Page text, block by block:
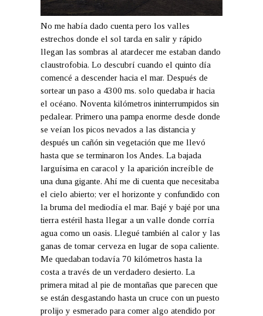
No me había dado cuenta pero los valles
estrechos donde el sol tarda en salir y rápido
llegan las sombras al atardecer me estaban dando
claustrofobia. Lo descubrí cuando el quinto día
comencé a descender hacia el mar. Después de
sortear un paso a 4300 ms. solo quedaba ir hacia
el océano. Noventa kilómetros ininterrumpidos sin
pedalear. Primero una pampa enorme desde donde
se veían los picos nevados a las distancia y
después un cañón sin vegetación que me llevó
hasta que se terminaron los Andes. La bajada
larguísima en caracol y la aparición increíble de
una duna gigante. Ahí me di cuenta que necesitaba
el cielo abierto; ver el horizonte y confundido con
la bruma del mediodía el mar. Bajé y bajé por una
tierra estéril hasta llegar a un valle donde corría
agua como un oasis. Llegué también al calor y las
ganas de tomar cerveza en lugar de sopa caliente.
Me quedaban todavía 70 kilómetros hasta la
costa a través de un verdadero desierto. La
primera mitad al pie de montañas que parecen que
se están desgastando hasta un cruce con un puesto
prolijo y esmerado para comer algo atendido por